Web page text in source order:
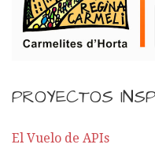
PROYECTOS
El Vuelo de APIs